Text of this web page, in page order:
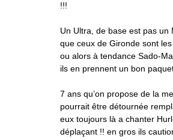
!!!
Un Ultra, de base est pas un
que ceux de Gironde sont
ou alors à tendance Sado-
ils en prennent un bon
7 ans qu’on propose de la
pourrait être détournée
eux toujours là a chanter
déplaçant !! en gros ils